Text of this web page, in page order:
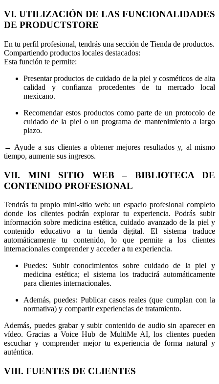
VI. UTILIZACIÓN DE LAS FUNCIONALIDADES
DE PRODUCTSTORE
En tu perfil profesional, tendrás una sección de Tienda de productos.
Compartiendo productos locales destacados:
Esta función te permite:
Presentar productos de cuidado de la piel y cosméticos de alta
calidad y confianza procedentes de tu mercado local
mexicano.
Recomendar estos productos como parte de un protocolo de
cuidado de la piel o un programa de mantenimiento a largo
plazo.
→ Ayude a sus clientes a obtener mejores resultados y, al mismo
tiempo, aumente sus ingresos.
VII. MINI SITIO WEB – BIBLIOTECA DE
CONTENIDO PROFESIONAL
Tendrás tu propio mini-sitio web: un espacio profesional completo
donde los clientes podrán explorar tu experiencia. Podrás subir
información sobre medicina estética, cuidado avanzado de la piel y
contenido educativo a tu tienda digital. El sistema traduce
automáticamente tu contenido, lo que permite a los clientes
internacionales comprender y acceder a tu experiencia.
Puedes: Subir conocimientos sobre cuidado de la piel y
medicina estética; el sistema los traducirá automáticamente
para clientes internacionales.
Además, puedes: Publicar casos reales (que cumplan con la
normativa) y compartir experiencias de tratamiento.
Además, puedes grabar y subir contenido de audio sin aparecer en
vídeo. Gracias a Voice Hub de MultiMe AI, los clientes pueden
escuchar y comprender mejor tu experiencia de forma natural y
auténtica.
VIII. FUENTES DE CLIENTES